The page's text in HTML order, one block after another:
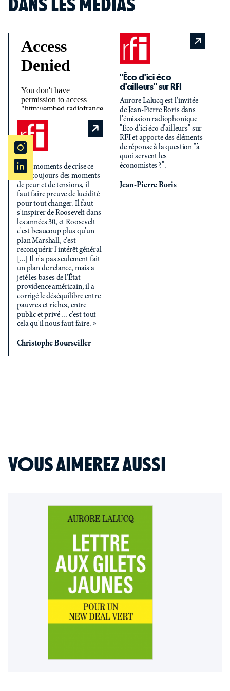
« Les moments de crise ce
sont toujours des moments
de peur et de tensions, il
faut faire preuve de lucidité
pour tout changer. Il faut
s'inspirer de Roosevelt dans
les années 30, et Roosevelt
c'est beaucoup plus qu'un
plan Marshall, c'est
reconquérir l'intérêt général
[...] Il n'a pas seulement fait
un plan de relance, mais a
jeté les bases de l'État
providence américain, il a
corrigé le déséquilibre entre
pauvres et riches, entre
public et privé ... c'est tout
cela qu'il nous faut faire. »
Christophe Bourseiller
"Éco d'ici éco
d'ailleurs" sur RFI
Aurore Lalucq est l'invitée
de Jean-Pierre Boris dans
l'émission radiophonique
"Éco d'ici éco d'ailleurs" sur
RFI et apporte des éléments
de réponse à la question "à
quoi servent les
économistes ?".
Jean-Pierre Boris
VOUS AIMEREZ AUSSI